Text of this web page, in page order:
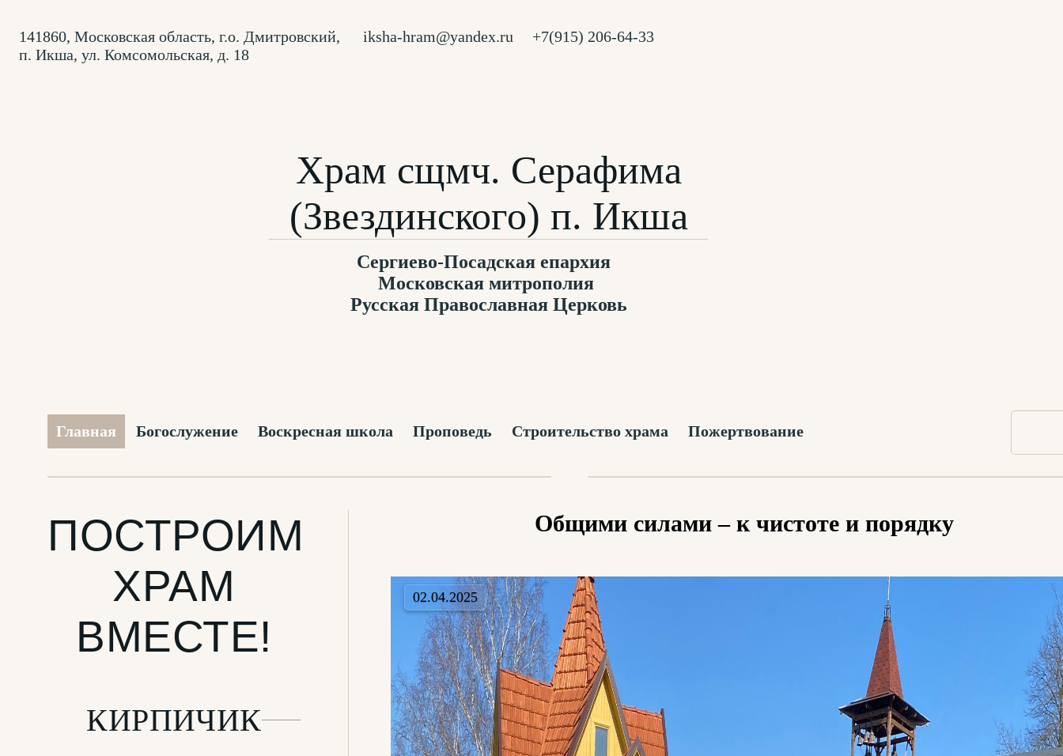
141860, Московская область, г.о. Дмитровский,
п. Икша, ул. Комсомольская, д. 18
iksha-hram@yandex.ru +7(915) 206-64-33
Храм сщмч. Серафима
(Звездинского) п. Икша
Сергиево-Посадская епархия
Московская митрополия
Русская Православная Церковь
Главная Богослужение Воскресная школа Проповедь Строительство храма Пожертвование
ПОСТРОИМ
ХРАМ
ВМЕСТЕ!
КИРПИЧИК
Общими силами – к чистоте и порядку
02.04.2025